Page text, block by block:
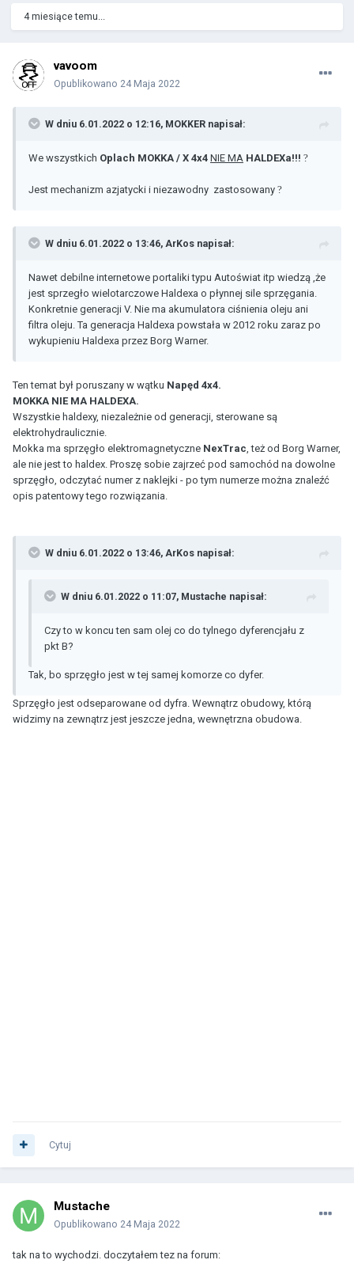
4 miesiące temu...
vavoom
Opublikowano 24 Maja 2022
W dniu 6.01.2022 o 12:16, MOKKER napisał:
We wszystkich Oplach MOKKA / X 4x4 NIE MA HALDEXa!!! ?
Jest mechanizm azjatycki i niezawodny zastosowany ?
W dniu 6.01.2022 o 13:46, ArKos napisał:
Nawet debilne internetowe portaliki typu Autoświat itp wiedzą ,że
jest sprzegło wielotarczowe Haldexa o płynnej sile sprzęgania.
Konkretnie generacji V. Nie ma akumulatora ciśnienia oleju ani
filtra oleju. Ta generacja Haldexa powstała w 2012 roku zaraz po
wykupieniu Haldexa przez Borg Warner.
Ten temat był poruszany w wątku Napęd 4x4.
MOKKA NIE MA HALDEXA.
Wszystkie haldexy, niezależnie od generacji, sterowane są
elektrohydraulicznie.
Mokka ma sprzęgło elektromagnetyczne NexTrac, też od Borg Warner,
ale nie jest to haldex. Proszę sobie zajrzeć pod samochód na dowolne
sprzęgło, odczytać numer z naklejki - po tym numerze można znaleźć
opis patentowy tego rozwiązania.
W dniu 6.01.2022 o 13:46, ArKos napisał:
W dniu 6.01.2022 o 11:07, Mustache napisał:
Czy to w koncu ten sam olej co do tylnego dyferencjału z
pkt B?
Tak, bo sprzęgło jest w tej samej komorze co dyfer.
Sprzęgło jest odseparowane od dyfra. Wewnątrz obudowy, którą
widzimy na zewnątrz jest jeszcze jedna, wewnętrzna obudowa.
Cytuj
Mustache
Opublikowano 24 Maja 2022
tak na to wychodzi. doczytałem tez na forum: